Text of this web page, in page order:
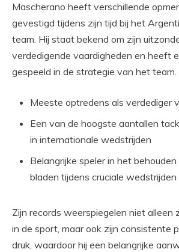
Mascherano heeft verschillende
gevestigd tijdens zijn tijd bij het
team. Hij staat bekend om zijn
verdedigende vaardigheden en heeft
gespeeld in de strategie van het team.
Meeste optredens als verdediger
Een van de hoogste aantallen
in internationale wedstrijden
Belangrijke speler in het
bladen tijdens cruciale wedstrijden
Zijn records weerspiegelen niet alleen
in de sport, maar ook zijn consistente
druk, waardoor hij een belangrijke